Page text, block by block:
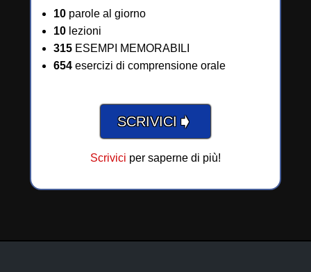
10 parole al giorno
10 lezioni
315 ESEMPI MEMORABILI
654 esercizi di comprensione orale
SCRIVICI ➧
Scrivici per saperne di più!